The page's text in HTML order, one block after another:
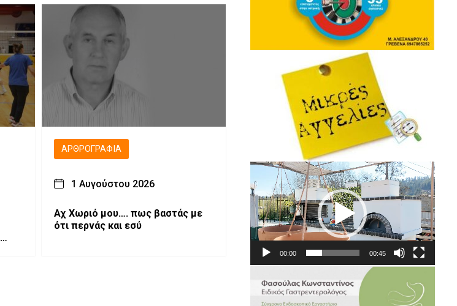
ΑΡΘΡΟΓΡΑΦΊΑ
1 Αυγούστου 2026
Αχ Χωριό μου…. πως βαστάς με
ότι περνάς και εσύ
Πρόγραμμα
Αναπαραγωγής
Βίντεο
00:00 00:45